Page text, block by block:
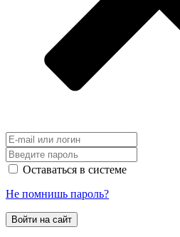
Оставаться в системе
Не помнишь пароль?
Войти на сайт